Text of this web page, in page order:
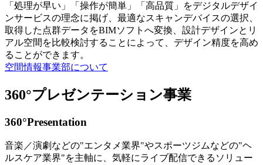
「処理が早い」「操作が簡単」「高品質」をデジタルデザイ
ンサービスの理念に掲げ、最適なスキャンデバイスの選択、
取得した点群データをBIMソフトへ変換、設計デザインとリ
アル空間を比較検討することによって、デザイン精度を高め
ることができます。
空間情報事業部について
360°プレゼンテーション事業
360°Presentation
音楽／演劇などの"エンタメ業界"やスポーツジムなどの"ヘ
ルスケア業界"を主軸に、気軽にライブ配信できるソリュー